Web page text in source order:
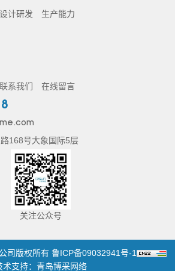
设计研发 生产能力
联系我们 在线留言
168号大象国际5层
关注公众号
司版权所有 鲁ICP备09032941号-1
术支持：青岛博采网络